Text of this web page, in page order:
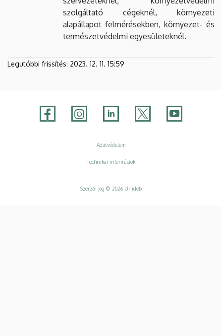
szolgáltató cégeknél, környezeti
alapállapot felmérésekben, környezet- és
természetvédelmi egyesületeknél.
Legutóbbi frissítés: 2023. 12. 11. 15:59
Adatvédelem
Technikai információk
Szerzői jog © 2026 Unideb